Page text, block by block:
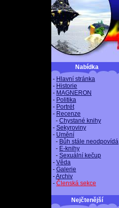
Nabídka
- Hlavní stránka
- Historie
- MAGNERON
- Politika
- Portrét
- Recenze
- Chystané knihy
- Sekyroviny
- Umění
- Bůh stále neodpovídá
- E-knihy
- Sexuální kečup
- Věda
- Galerie
-Archiv
- Členská sekce
Nejčtenější